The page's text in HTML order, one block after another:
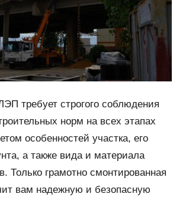
требует строгого соблюдения
норм на всех этапах
особенностей участка, его
а также вида и материала
Только грамотно смонтированная
вам надежную и безопасную